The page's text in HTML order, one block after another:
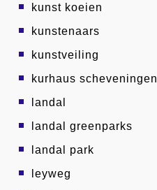
kunst koeien
kunstenaars
kunstveiling
kurhaus scheveningen
landal
landal greenparks
landal park
leyweg